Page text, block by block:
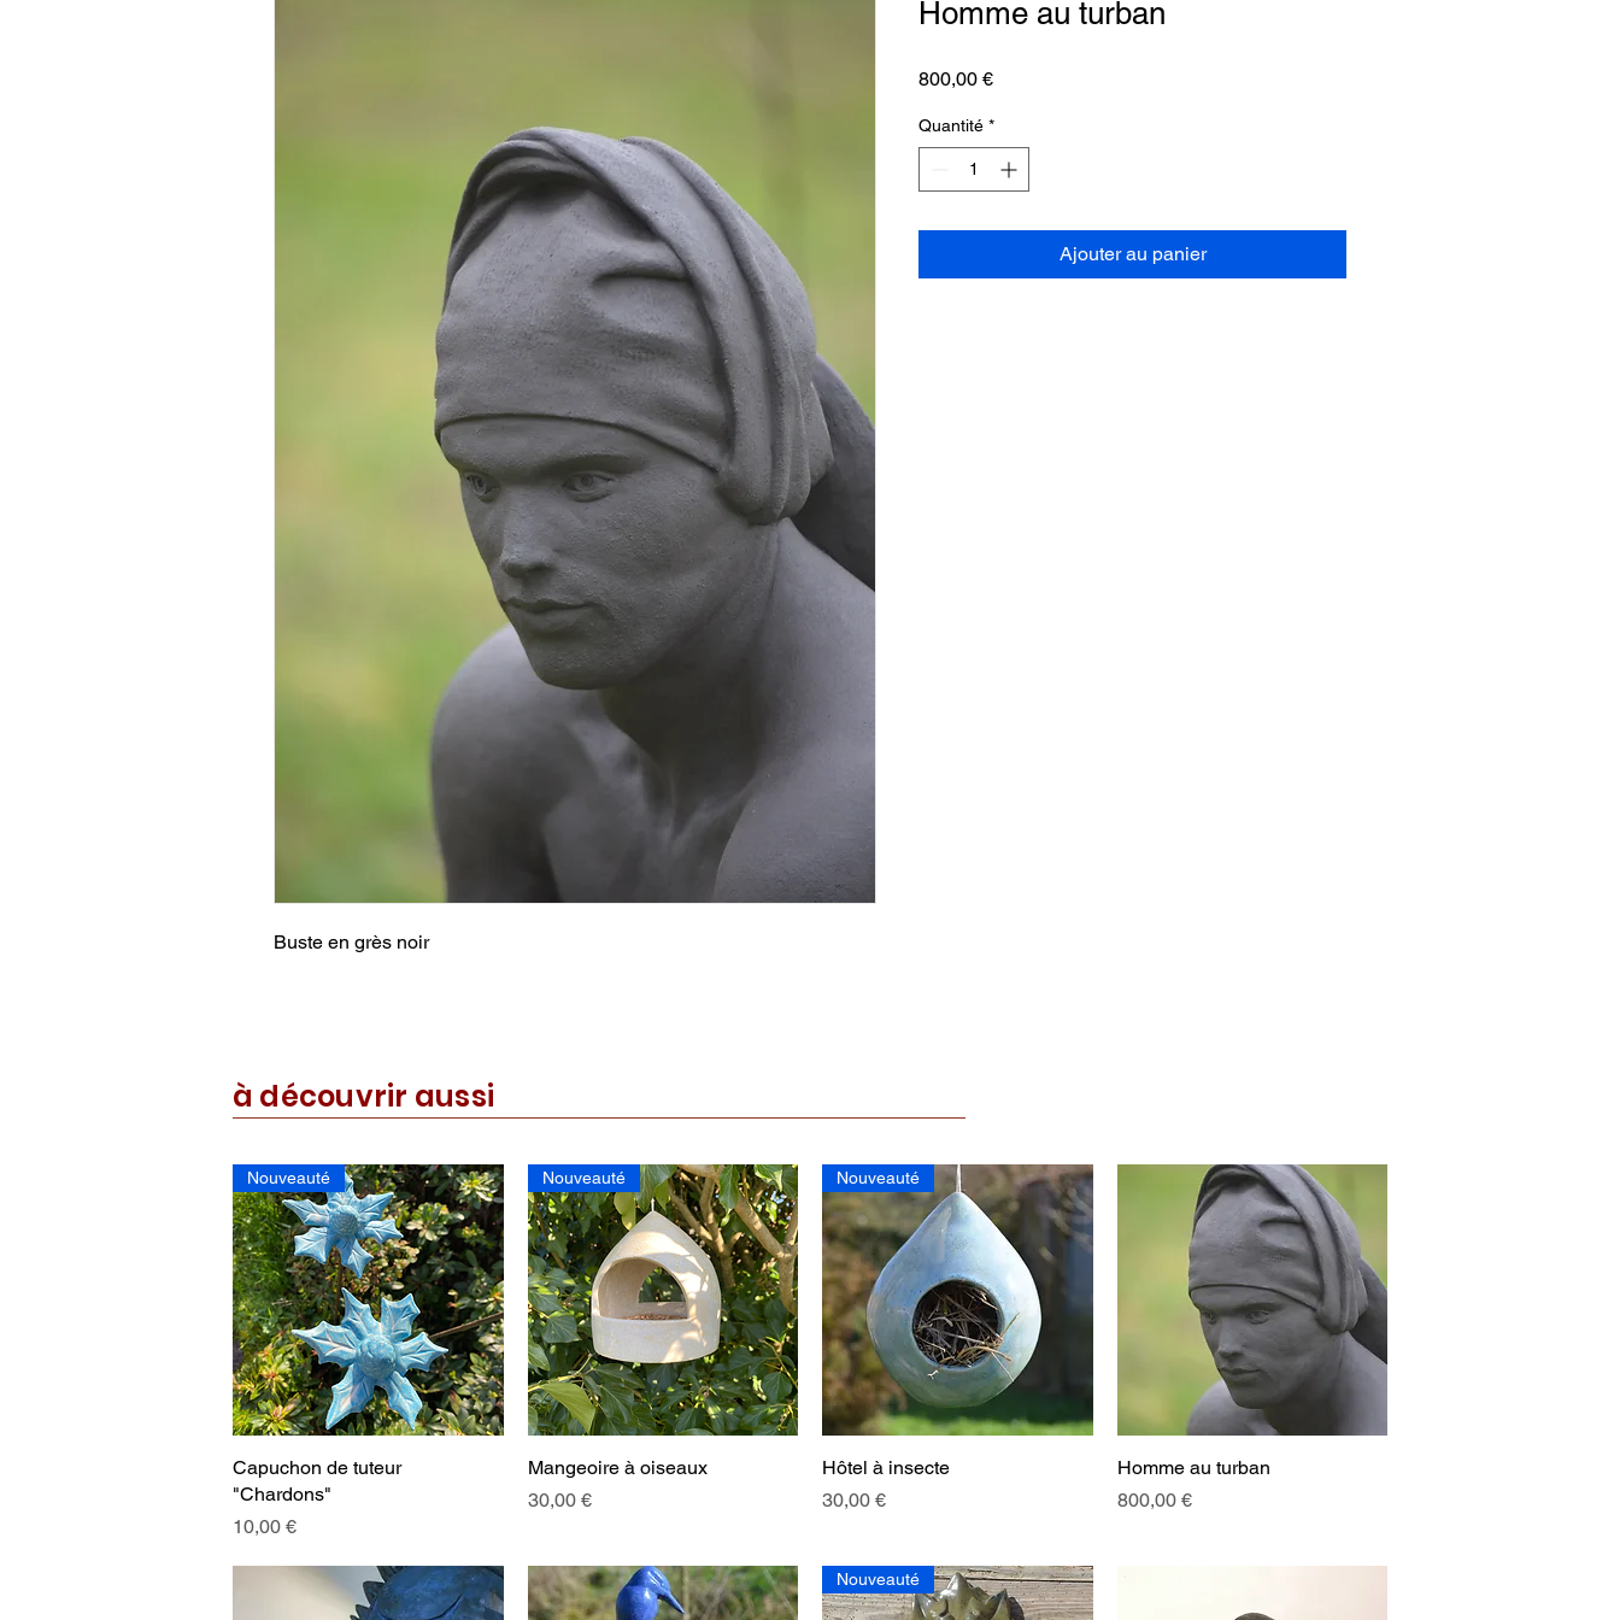
Buste en grès noir
Homme au turban
800,00 €Prix
Quantité *
Ajouter au panier
à découvrir aussi
Aperçu rapide
Nouveauté
Capuchon de tuteur
"Chardons"
Prix
10,00 €
Aperçu rapide
Nouveauté
Mangeoire à oiseaux
Prix
30,00 €
Aperçu rapide
Nouveauté
Hôtel à insecte
Prix
30,00 €
Aperçu rapide
Homme au turban
Prix
800,00 €
Nouveauté